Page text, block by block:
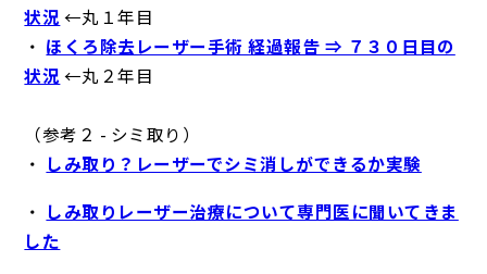
状況 ←丸１年目
・ ほくろ除去レーザー手術 経過報告 ⇒ ７３０日目の
状況 ←丸２年目
（参考２ - シミ取り）
・ しみ取り？レーザーでシミ消しができるか実験
・ しみ取りレーザー治療について専門医に聞いてきま
した